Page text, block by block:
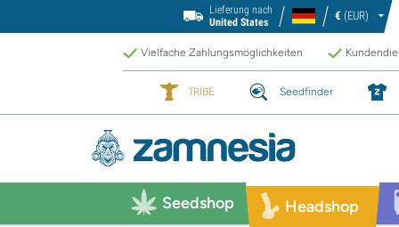
Lieferung nach
United States
€ (EUR)
Vielfache Zahlungsmöglichkeiten
TRIBE Seedfinder
Seedshop Headshop